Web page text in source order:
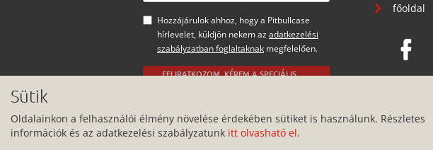
Hozzájárulok ahhoz, hogy a Pitbullcase
hírlevelet, küldjön nekem az adatkezelési
szabályzatban foglaltaknak megfelelően.
FELIRATKOZOM, KÉREM A SPECIÁLIS
Minden jog fenntartva.
főoldal
Sütik
Oldalainkon a felhasználói élmény növelése érdekében sütiket is használunk. Részletes
információk és az adatkezelési szabályzatunk itt olvasható el.